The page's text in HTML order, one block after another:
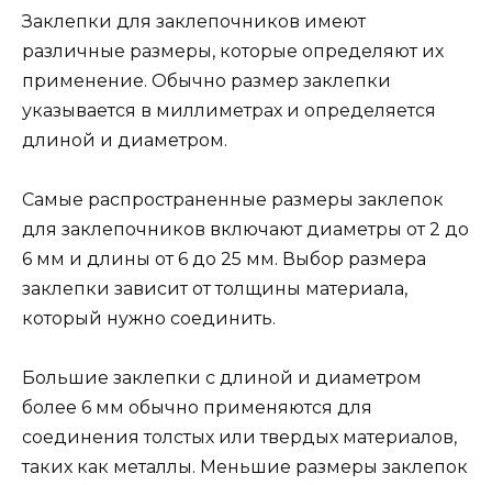
Заклепки для заклепочников имеют
различные размеры, которые определяют их
применение. Обычно размер заклепки
указывается в миллиметрах и определяется
длиной и диаметром.
Самые распространенные размеры заклепок
для заклепочников включают диаметры от 2 до
6 мм и длины от 6 до 25 мм. Выбор размера
заклепки зависит от толщины материала,
который нужно соединить.
Большие заклепки с длиной и диаметром
более 6 мм обычно применяются для
соединения толстых или твердых материалов,
таких как металлы. Меньшие размеры заклепок